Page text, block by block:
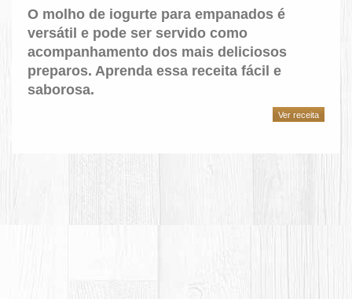
O molho de iogurte para empanados é
versátil e pode ser servido como
acompanhamento dos mais deliciosos
preparos. Aprenda essa receita fácil e
saborosa.
Ver receita